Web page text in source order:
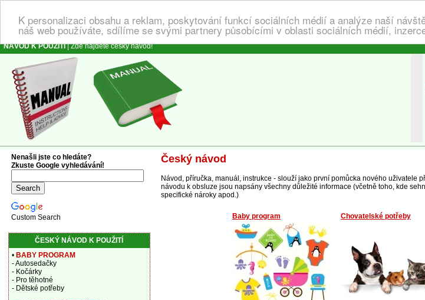
K personalizaci obsahu a reklam, poskytování funkcí sociálních médií a analýze naší
náš web používáte, sdílíme se svými partnery působícími v oblasti sociálních médií,
NÁVOD K POUŽITÍ| Zde najdete český návod!
Český návod
Návod, příručka, manuál, instrukce - slouží jako první pomůcka nového uživatele
návodu k obsluze jsou napsány všechny důležité informace (včetně toho, kde
specifické nároky apod.)
Baby program Chovatelské potřeby
Nenašli jste co hledáte?
Zkuste Google vyhledávání!
Custom Search
ČESKÝ NÁVOD K POUŽITÍ
• BABY PROGRAM
- Autosedačky
- Kočárky
- Pro těhotné
- Dětské potřeby